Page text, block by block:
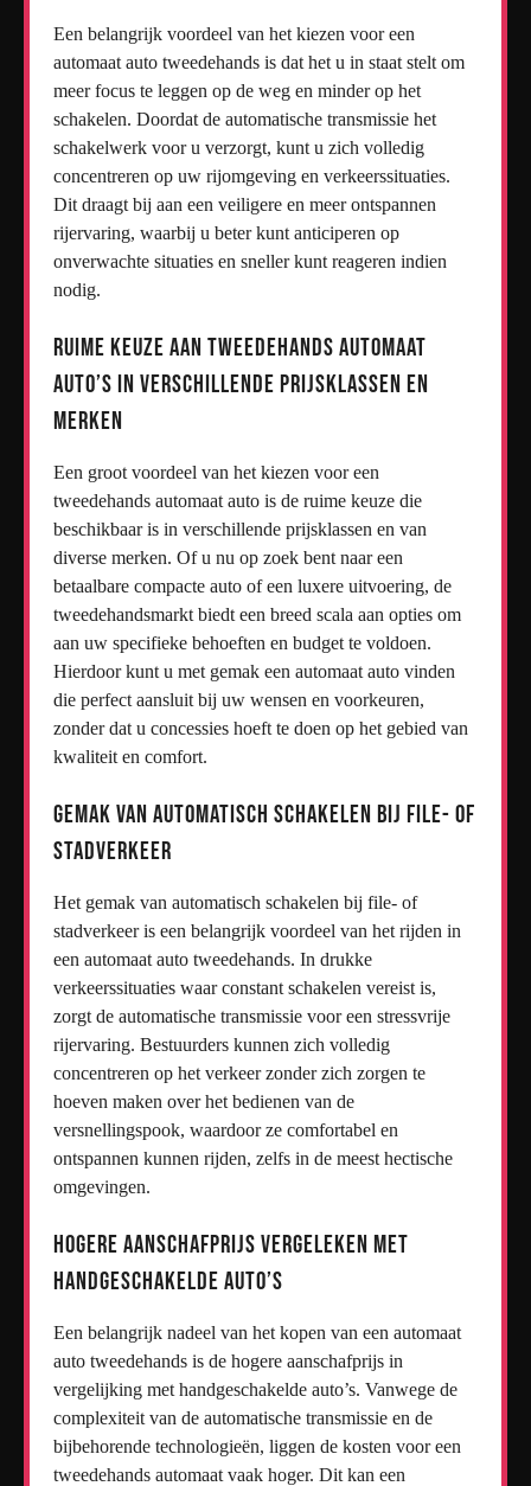
Een belangrijk voordeel van het kiezen voor een
automaat auto tweedehands is dat het u in staat stelt om
meer focus te leggen op de weg en minder op het
schakelen. Doordat de automatische transmissie het
schakelwerk voor u verzorgt, kunt u zich volledig
concentreren op uw rijomgeving en verkeerssituaties.
Dit draagt bij aan een veiligere en meer ontspannen
rijervaring, waarbij u beter kunt anticiperen op
onverwachte situaties en sneller kunt reageren indien
nodig.
Ruime keuze aan tweedehands automaat
auto’s in verschillende prijsklassen en
merken
Een groot voordeel van het kiezen voor een
tweedehands automaat auto is de ruime keuze die
beschikbaar is in verschillende prijsklassen en van
diverse merken. Of u nu op zoek bent naar een
betaalbare compacte auto of een luxere uitvoering, de
tweedehandsmarkt biedt een breed scala aan opties om
aan uw specifieke behoeften en budget te voldoen.
Hierdoor kunt u met gemak een automaat auto vinden
die perfect aansluit bij uw wensen en voorkeuren,
zonder dat u concessies hoeft te doen op het gebied van
kwaliteit en comfort.
Gemak van automatisch schakelen bij file- of
stadverkeer
Het gemak van automatisch schakelen bij file- of
stadverkeer is een belangrijk voordeel van het rijden in
een automaat auto tweedehands. In drukke
verkeerssituaties waar constant schakelen vereist is,
zorgt de automatische transmissie voor een stressvrije
rijervaring. Bestuurders kunnen zich volledig
concentreren op het verkeer zonder zich zorgen te
hoeven maken over het bedienen van de
versnellingspook, waardoor ze comfortabel en
ontspannen kunnen rijden, zelfs in de meest hectische
omgevingen.
Hogere aanschafprijs vergeleken met
handgeschakelde auto’s
Een belangrijk nadeel van het kopen van een automaat
auto tweedehands is de hogere aanschafprijs in
vergelijking met handgeschakelde auto’s. Vanwege de
complexiteit van de automatische transmissie en de
bijbehorende technologieën, liggen de kosten voor een
tweedehands automaat vaak hoger. Dit kan een